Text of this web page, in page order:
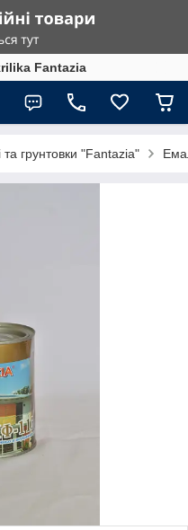
Fantazia
та грунтовки "Fantazia"